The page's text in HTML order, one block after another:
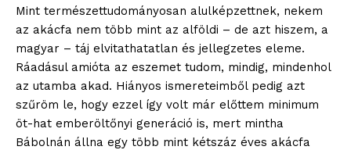
Mint természettudományosan alulképzettnek, nekem
az akácfa nem több mint az alföldi – de azt hiszem, a
magyar – táj elvitathatatlan és jellegzetes eleme.
Ráadásul amióta az eszemet tudom, mindig, mindenhol
az utamba akad. Hiányos ismereteimből pedig azt
szűröm le, hogy ezzel így volt már előttem minimum
öt-hat emberöltőnyi generáció is, mert mintha
Bábolnán állna egy több mint kétszáz éves akácfa